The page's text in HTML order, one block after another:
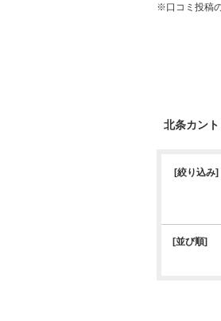
※口コミ投稿
北条カン
[絞り込み]
[並び順]